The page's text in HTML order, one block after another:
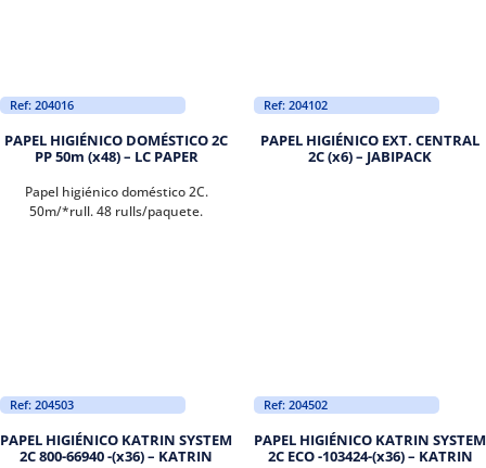
Ref: 204016
PAPEL HIGIÉNICO DOMÉSTICO 2C
PP 50m (x48) – LC PAPER
Papel higiénico doméstico 2C.
50m/*rull. 48 rulls/paquete.
Ref: 204102
PAPEL HIGIÉNICO EXT. CENTRAL
2C (x6) – JABIPACK
Ref: 204503
PAPEL HIGIÉNICO KATRIN SYSTEM
2C 800-66940 -(x36) – KATRIN
Ref: 204502
PAPEL HIGIÉNICO KATRIN SYSTEM
2C ECO -103424-(x36) – KATRIN